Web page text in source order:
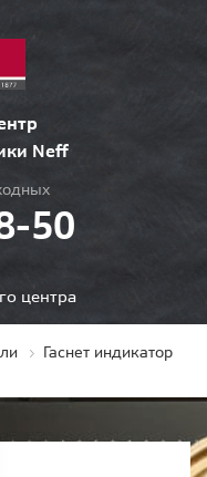
Neff
50
центра
Гаснет индикатор